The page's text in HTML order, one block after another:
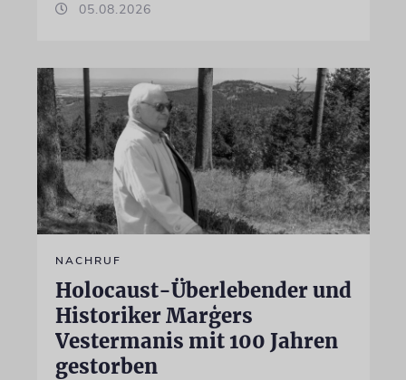
05.08.2026
NACHRUF
Holocaust-Überlebender und
Historiker Marģers
Vestermanis mit 100 Jahren
gestorben